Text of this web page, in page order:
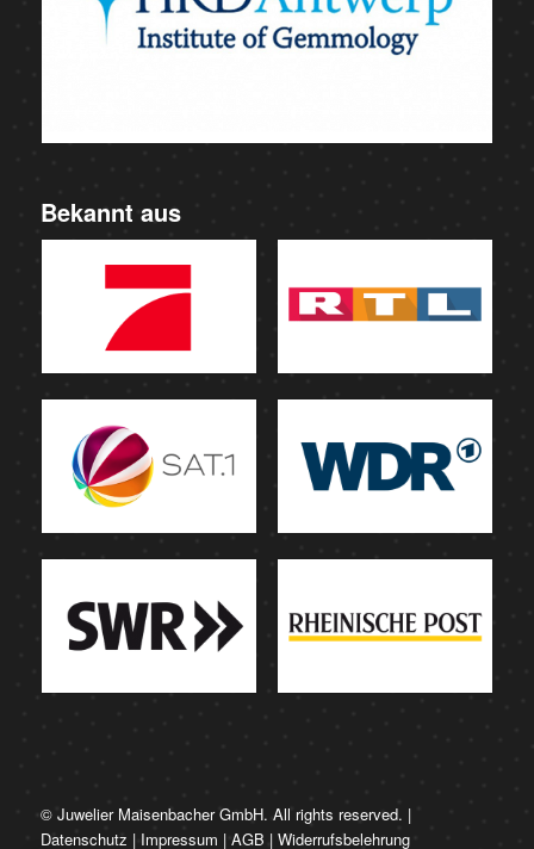
Bekannt aus
© Juwelier Maisenbacher GmbH. All rights reserved. |
Datenschutz | Impressum | AGB | Widerrufsbelehrung